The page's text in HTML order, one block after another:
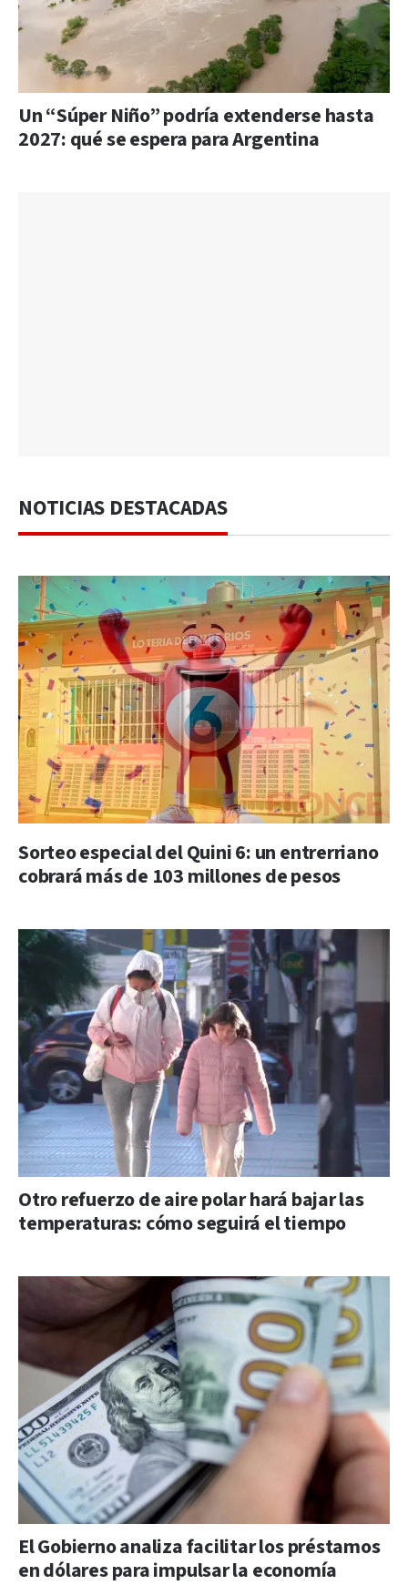
Un “Súper Niño” podría extenderse hasta
2027: qué se espera para Argentina
NOTICIAS DESTACADAS
Sorteo especial del Quini 6: un entrerriano
cobrará más de 103 millones de pesos
Otro refuerzo de aire polar hará bajar las
temperaturas: cómo seguirá el tiempo
El Gobierno analiza facilitar los préstamos
en dólares para impulsar la economía